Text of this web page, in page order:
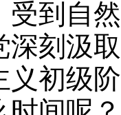
受到自
深刻汲
义初级